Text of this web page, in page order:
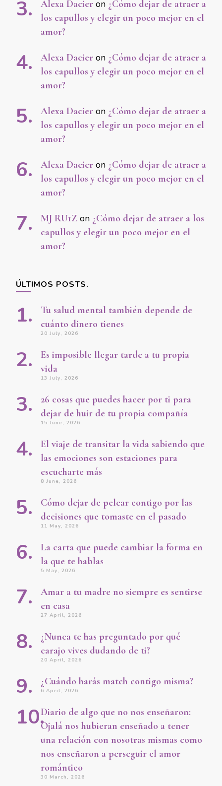
Alexa Dacier on ¿Cómo dejar de atraer a
los capullos y elegir un poco mejor en el
amor?
Alexa Dacier on ¿Cómo dejar de atraer a
los capullos y elegir un poco mejor en el
amor?
Alexa Dacier on ¿Cómo dejar de atraer a
los capullos y elegir un poco mejor en el
amor?
Alexa Dacier on ¿Cómo dejar de atraer a
los capullos y elegir un poco mejor en el
amor?
MJ RU1Z on ¿Cómo dejar de atraer a los
capullos y elegir un poco mejor en el
amor?
ÚLTIMOS POSTS.
Tu salud mental también depende de
cuánto dinero tienes
20 July, 2026
Es imposible llegar tarde a tu propia
vida
13 July, 2026
26 cosas que puedes hacer por ti para
dejar de huir de tu propia compañía
15 June, 2026
El viaje de transitar la vida sabiendo que
las emociones son estaciones para
escucharte más
8 June, 2026
Cómo dejar de pelear contigo por las
decisiones que tomaste en el pasado
11 May, 2026
La carta que puede cambiar la forma en
la que te hablas
5 May, 2026
Amar a tu madre no siempre es sentirse
en casa
27 April, 2026
¿Nunca te has preguntado por qué
carajo vives dudando de ti?
20 April, 2026
¿Cuándo harás match contigo misma?
6 April, 2026
Diario de algo que no nos enseñaron:
Ojalá nos hubieran enseñado a tener
una relación con nosotras mismas como
nos enseñaron a perseguir el amor
romántico
30 March, 2026